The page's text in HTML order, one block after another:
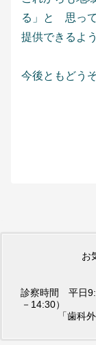
る」と 思っ
提供できるよ
今後ともどう
お
診察時間 平日
－14:30）
「歯